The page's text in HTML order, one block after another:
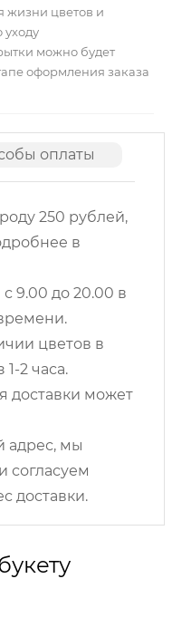
жизни цветов и
уходу
можно будет
оформления заказа
оплаты
250 рублей,
в
9.00 до 20.00 в
цветов в
2 часа.
доставки может
адрес, мы
согласуем
доставки.